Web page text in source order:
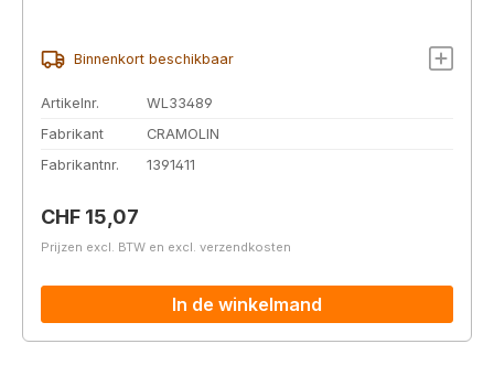
Binnenkort beschikbaar
Artikelnr.
WL33489
Fabrikant
CRAMOLIN
Fabrikantnr.
1391411
Normale prijs:
CHF 15,07
Prijzen excl. BTW en excl. verzendkosten
In de winkelmand